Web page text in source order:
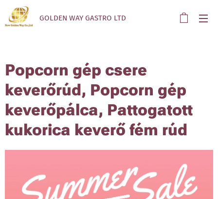
GOLDEN WAY GASTRO LTD
Popcorn gép csere
keverőrúd, Popcorn gép
keverőpálca, Pattogatott
kukorica keverő fém rúd